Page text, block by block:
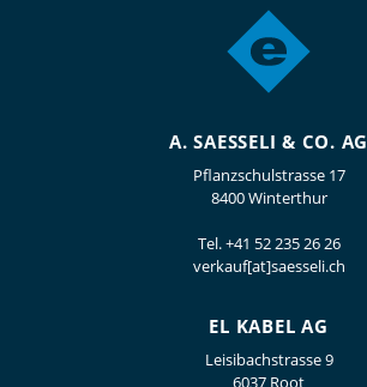
A. SAESSELI & CO. AG
Pflanzschulstrasse 17
8400 Winterthur
Tel.+41 52 235 26 26
verkauf[at]saesseli.ch
EL KABEL AG
Leisibachstrasse 9
6037 Root